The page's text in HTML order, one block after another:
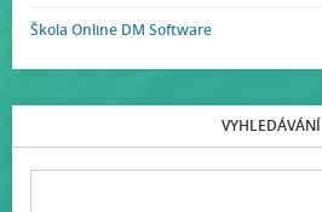
Škola Online DM Software
VYHLEDÁVÁNÍ